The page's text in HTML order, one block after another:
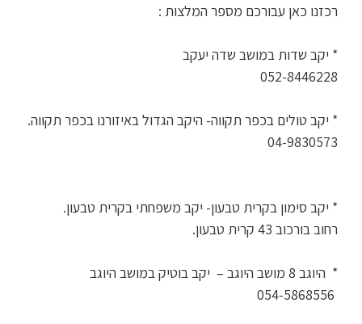
רכזנו כאן עבורכם מספר המלצות :
* יקב שדות במושב שדה יעקב
052-8446228
* יקב טולים בכפר תקווה- היקב הגדול באיזורנו בכפר תקווה.
04-9830573
* יקב סימון בקרית טבעון- יקב משפחתי בקרית טבעון.
רחוב בורכוב 43 קרית טבעון.
* היוגב 8 מושב היוגב – יקב בוטיק במושב היוגב